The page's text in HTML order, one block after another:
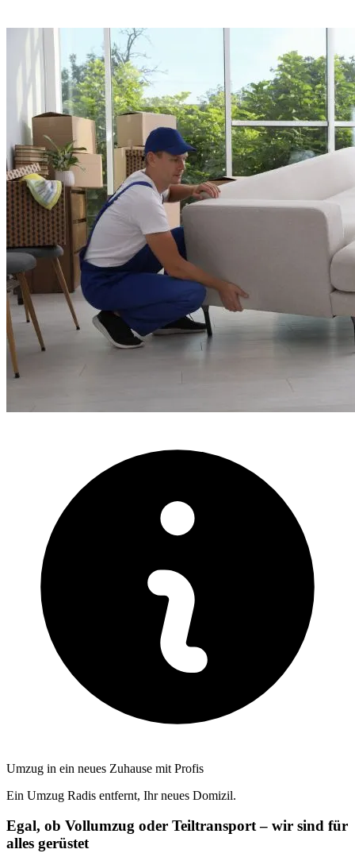
Umzug in ein neues Zuhause mit Profis
Ein Umzug Radis entfernt, Ihr neues Domizil.
Egal, ob Vollumzug oder Teiltransport – wir sind für
alles gerüstet